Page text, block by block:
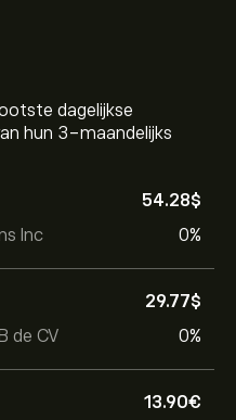
dagelijkse
hun 3-maandelijks
Inc
54.28‎$‎
0%
de CV
29.77‎$‎
0%
13.90‎€‎